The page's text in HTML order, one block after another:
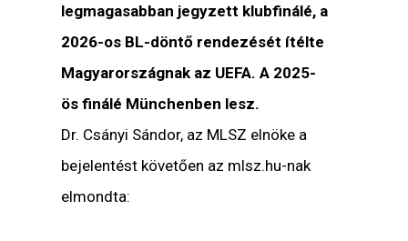
legmagasabban jegyzett klubfinálé, a
2026-os BL-döntő rendezését ítélte
Magyarországnak az UEFA. A 2025-
ös finálé Münchenben lesz.
Dr. Csányi Sándor, az MLSZ elnöke a
bejelentést követően az mlsz.hu-nak
elmondta: